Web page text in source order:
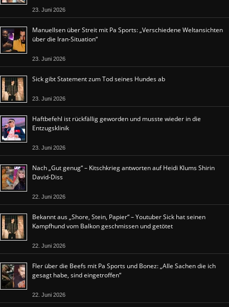
23. Juni 2026
Manuellsen über Streit mit Pa Sports: „Verschiedene Weltansichten
über die Iran-Situation“
23. Juni 2026
Sick gibt Statement zum Tod seines Hundes ab
23. Juni 2026
Haftbefehl ist rückfällig geworden und musste wieder in die
Entzugsklinik
23. Juni 2026
Nach „Gut genug“ – Kitschkrieg antworten auf Heidi Klums Shirin
David-Diss
22. Juni 2026
Bekannt aus „Shore, Stein, Papier“ – Youtuber Sick hat seinen
Kampfhund vom Balkon geschmissen und getötet
22. Juni 2026
Fler über die Beefs mit Pa Sports und Bonez: „Alle Sachen die ich
gesagt habe, sind eingetroffen“
22. Juni 2026